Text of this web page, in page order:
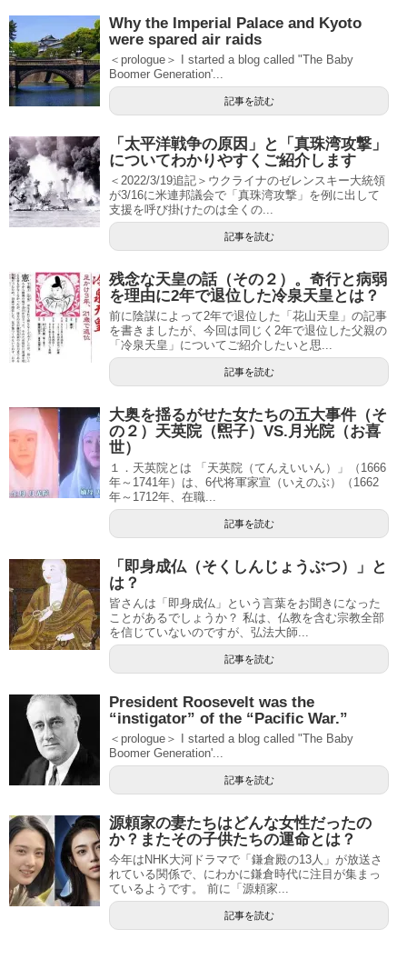
Why the Imperial Palace and Kyoto
were spared air raids
＜prologue＞ I started a blog called "The Baby
Boomer Generation'...
記事を読む
「太平洋戦争の原因」と「真珠湾攻撃」
についてわかりやすくご紹介します
＜2022/3/19追記＞ウクライナのゼレンスキー大統領
が3/16に米連邦議会で「真珠湾攻撃」を例に出して
支援を呼び掛けたのは全くの...
記事を読む
残念な天皇の話（その２）。奇行と病弱
を理由に2年で退位した冷泉天皇とは？
前に陰謀によって2年で退位した「花山天皇」の記事
を書きましたが、今回は同じく2年で退位した父親の
「冷泉天皇」についてご紹介したいと思...
記事を読む
大奥を揺るがせた女たちの五大事件（そ
の２）天英院（煕子）VS.月光院（お喜
世）
１．天英院とは 「天英院（てんえいいん）」（1666
年～1741年）は、6代将軍家宣（いえのぶ）（1662
年～1712年、在職...
記事を読む
「即身成仏（そくしんじょうぶつ）」と
は？
皆さんは「即身成仏」という言葉をお聞きになった
ことがあるでしょうか？ 私は、仏教を含む宗教全部
を信じていないのですが、弘法大師...
記事を読む
President Roosevelt was the
“instigator” of the “Pacific War.”
＜prologue＞ I started a blog called "The Baby
Boomer Generation'...
記事を読む
源頼家の妻たちはどんな女性だったの
か？またその子供たちの運命とは？
今年はNHK大河ドラマで「鎌倉殿の13人」が放送さ
れている関係で、にわかに鎌倉時代に注目が集まっ
ているようです。 前に「源頼家...
記事を読む